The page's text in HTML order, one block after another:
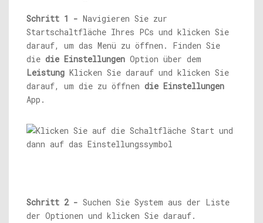
Schritt 1 - Navigieren Sie zur
Startschaltfläche Ihres PCs und klicken Sie
darauf, um das Menü zu öffnen. Finden Sie
die die Einstellungen Option über dem
Leistung Klicken Sie darauf und klicken Sie
darauf, um die zu öffnen die Einstellungen
App.
Schritt 2 - Suchen Sie System aus der Liste
der Optionen und klicken Sie darauf.